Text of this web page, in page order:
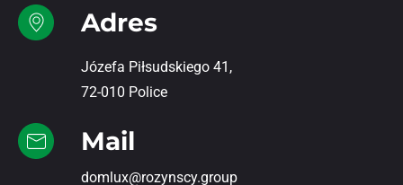
Adres
Józefa Piłsudskiego 41,
72-010 Police
Mail
domlux@rozynscy.group